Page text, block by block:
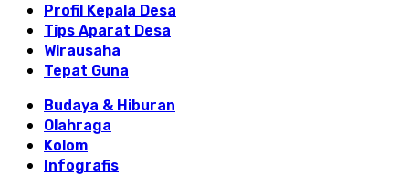
Profil Kepala Desa
Tips Aparat Desa
Wirausaha
Tepat Guna
Budaya & Hiburan
Olahraga
Kolom
Infografis